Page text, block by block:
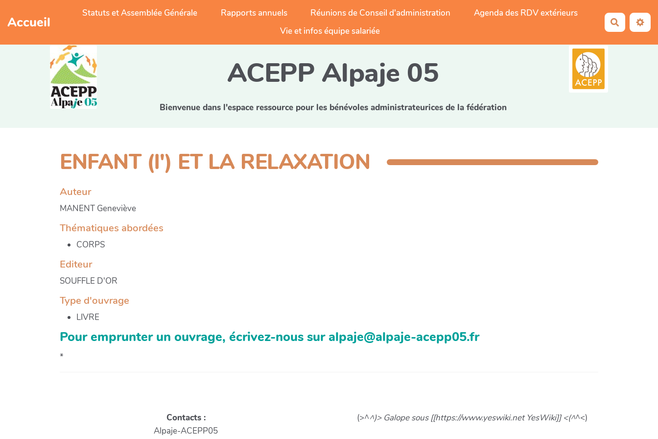
Accueil
Statuts et Assemblée Générale Rapports annuels Réunions de Conseil d'administration
Agenda des RDV extérieurs
Vie et infos équipe salariée
ACEPP Alpaje 05
Bienvenue dans l'espace ressource pour les bénévoles administrateurices de la fédération
ENFANT (l') ET LA RELAXATION
Auteur
MANENT Geneviève
Thématiques abordées
CORPS
Editeur
SOUFFLE D'OR
Type d'ouvrage
LIVRE
Pour emprunter un ouvrage, écrivez-nous sur alpaje@alpaje-acepp05.fr
*
Contacts :
Alpaje-ACEPP05
(>^^)> Galope sous [[https://www.yeswiki.net YesWiki]] <(^^<)